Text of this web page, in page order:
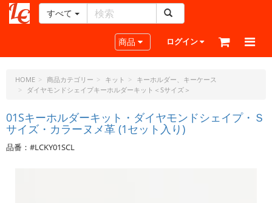
ー
ラ
フ
ド
ッ
ト・
すべて
Toggle navigation
商品 ログイン
HOME 商品カテゴリー キット
キーホルダー、キーケース
ダイヤモンドシェイプキーホルダーキット＜Sサイズ＞
01Sキーホルダーキット・ダイヤモンドシェイプ・Ｓ
サイズ・カラーヌメ革 (1セット入り)
品番：#LCKY01SCL